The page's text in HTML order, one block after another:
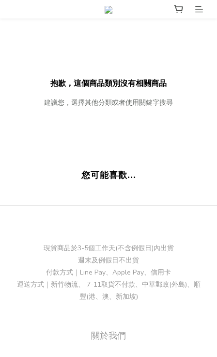
抱歉，這個商品類別沒有相關商品
建議您，選擇其他分類或者使用關鍵字搜尋
您可能喜歡...
現貨商品於3-5個工作天(不含例假日)內出貨
週末及例假日不出貨
付款方式｜Line Pay、Apple Pay、信用卡
運送方式｜新竹物流、 7-11取貨不付款、中華郵政(外島)、順
豐(港、澳、新加坡)
關於我們